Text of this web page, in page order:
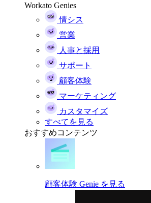
Workato Genies
情シス
営業
人事と採用
サポート
顧客体験
マーケティング
カスタマイズ
すべてを見る
おすすめコンテンツ
顧客体験 Genie を見る